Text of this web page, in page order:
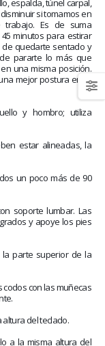
espalda, túnel carpal,
si tomamos en
Es de suma
minutos para estirar
de quedarte sentado y
pararte lo más que
una misma posición.
mejor postura en tu
y hombro; utiliza
estar alineadas, la
un poco más de 90
soporte lumbar. Las
y apoye los pies
parte superior de la
con las muñecas
del teclado.
a la misma altura del
abrazar la
May 28, 2026